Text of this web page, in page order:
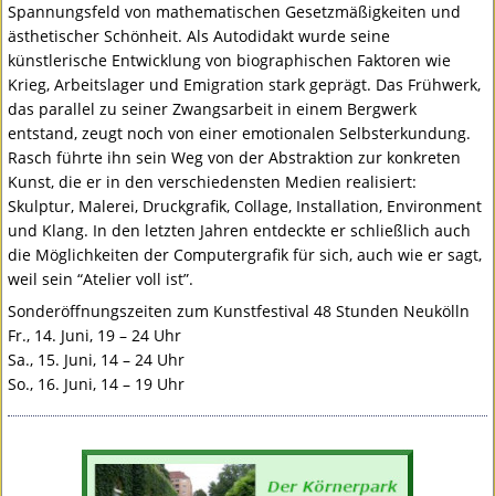
Spannungsfeld von mathematischen Gesetzmäßigkeiten und
ästhetischer Schönheit. Als Autodidakt wurde seine
künstlerische Entwicklung von biographischen Faktoren wie
Krieg, Arbeitslager und Emigration stark geprägt. Das Frühwerk,
das parallel zu seiner Zwangsarbeit in einem Bergwerk
entstand, zeugt noch von einer emotionalen Selbsterkundung.
Rasch führte ihn sein Weg von der Abstraktion zur konkreten
Kunst, die er in den verschiedensten Medien realisiert:
Skulptur, Malerei, Druckgrafik, Collage, Installation, Environment
und Klang. In den letzten Jahren entdeckte er schließlich auch
die Möglichkeiten der Computergrafik für sich, auch wie er sagt,
weil sein “Atelier voll ist”.
Sonderöffnungszeiten zum Kunstfestival 48 Stunden Neukölln
Fr., 14. Juni, 19 – 24 Uhr
Sa., 15. Juni, 14 – 24 Uhr
So., 16. Juni, 14 – 19 Uhr